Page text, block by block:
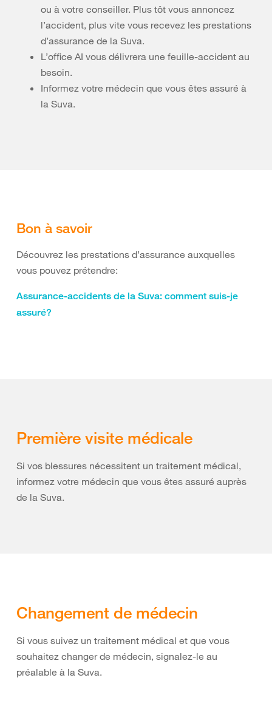
ou à votre conseiller. Plus tôt vous annoncez
l’accident, plus vite vous recevez les prestations
d’assurance de la Suva.
L’office AI vous délivrera une feuille-accident au
besoin.
Informez votre médecin que vous êtes assuré à
la Suva.
Bon à savoir
Découvrez les prestations d’assurance auxquelles
vous pouvez prétendre:
Assurance-accidents de la Suva: comment suis-je
assuré?
Première visite médicale
Si vos blessures nécessitent un traitement médical,
informez votre médecin que vous êtes assuré auprès
de la Suva.
Changement de médecin
Si vous suivez un traitement médical et que vous
souhaitez changer de médecin, signalez-le au
préalable à la Suva.